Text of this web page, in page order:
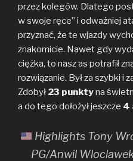
przez kolegów. Dlatego
w swoje ręce” i odważniej
przyznać, że te wjazdy
znakomicie. Nawet gdy
ciężka, to nasz as potrafił
rozwiązanie. Był za szybki i
Zdobył 23 punktyna
a do tego dołożył jeszcze 4
Highlights Tony
PG/Anwil